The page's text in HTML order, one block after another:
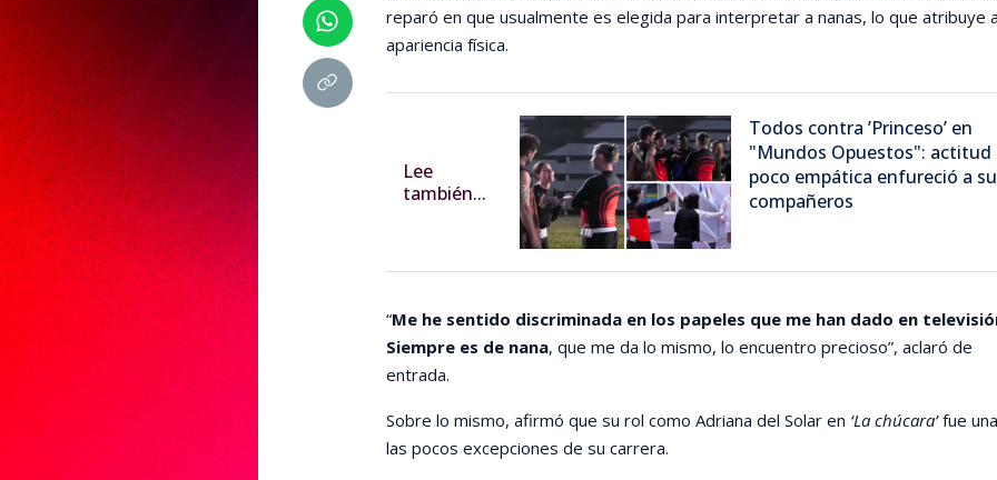
reparó en que usualmente es elegida para interpretar a nanas, lo que atribuye
apariencia física.
Lee
también...
Todos contra ’Princeso’ en
"Mundos Opuestos": actitud
poco empática enfureció a
compañeros
“Me he sentido discriminada en los papeles que me han dado en
Siempre es de nana, que me da lo mismo, lo encuentro precioso”, aclaró de
entrada.
Sobre lo mismo, afirmó que su rol como Adriana del Solar en ‘La chúcara’fue
las pocos excepciones de su carrera.